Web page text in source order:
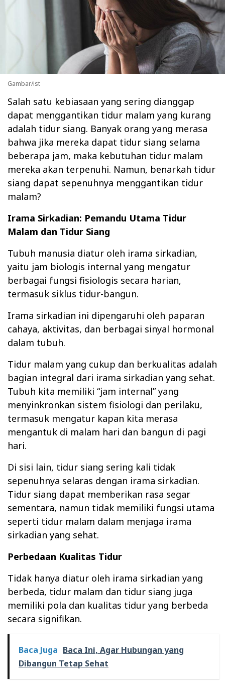
Gambar/ist
Salah satu kebiasaan yang sering dianggap
dapat menggantikan tidur malam yang kurang
adalah tidur siang. Banyak orang yang merasa
bahwa jika mereka dapat tidur siang selama
beberapa jam, maka kebutuhan tidur malam
mereka akan terpenuhi. Namun, benarkah tidur
siang dapat sepenuhnya menggantikan tidur
malam?
Irama Sirkadian: Pemandu Utama Tidur
Malam dan Tidur Siang
Tubuh manusia diatur oleh irama sirkadian,
yaitu jam biologis internal yang mengatur
berbagai fungsi fisiologis secara harian,
termasuk siklus tidur-bangun.
Irama sirkadian ini dipengaruhi oleh paparan
cahaya, aktivitas, dan berbagai sinyal hormonal
dalam tubuh.
Tidur malam yang cukup dan berkualitas adalah
bagian integral dari irama sirkadian yang sehat.
Tubuh kita memiliki “jam internal” yang
menyinkronkan sistem fisiologi dan perilaku,
termasuk mengatur kapan kita merasa
mengantuk di malam hari dan bangun di pagi
hari.
Di sisi lain, tidur siang sering kali tidak
sepenuhnya selaras dengan irama sirkadian.
Tidur siang dapat memberikan rasa segar
sementara, namun tidak memiliki fungsi utama
seperti tidur malam dalam menjaga irama
sirkadian yang sehat.
Perbedaan Kualitas Tidur
Tidak hanya diatur oleh irama sirkadian yang
berbeda, tidur malam dan tidur siang juga
memiliki pola dan kualitas tidur yang berbeda
secara signifikan.
Baca Juga Baca Ini, Agar Hubungan yang
Dibangun Tetap Sehat